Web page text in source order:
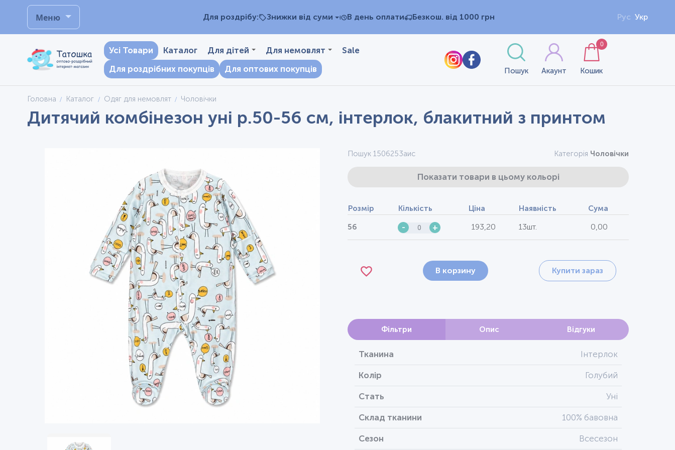
Меню Для роздрібу: Знижки від суми В день оплати Безкош. від 1000 грн Рус Укр
Усі Товари Каталог Для дітей Для немовлят
Sale
Для роздрібних покупців
Для оптових покупців Пошук Акаунт Кошик
0
Головна Каталог Одяг для немовлят Чоловічки
Дитячий комбінезон уні р.50-56 см, інтерлок, блакитний з принтом
Пошук 1506253аис Категорія Чоловічки
Показати товари в цьому кольорі
Розмір Кількість Ціна Наявність Сума
56 - + 193,20 13шт. 0,00
В корзину Купити зараз
Фільтри Опис Відгуки
Тканина Інтерлок
Колір Голубий
Стать Уні
Склад тканини 100% бавовна
Сезон Всесезон